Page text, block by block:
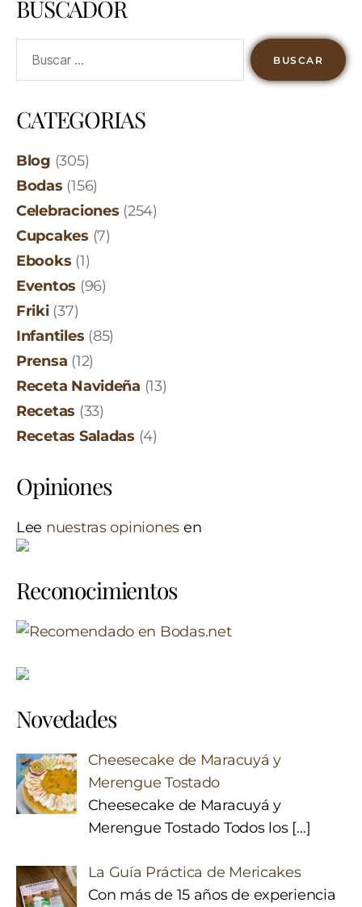
BUSCADOR
CATEGORIAS
Blog (305)
Bodas (156)
Celebraciones (254)
Cupcakes (7)
Ebooks (1)
Eventos (96)
Friki(37)
Infantiles (85)
Prensa (12)
Receta Navideña (13)
Recetas (33)
Recetas Saladas (4)
Opiniones
Lee nuestras opiniones en
Reconocimientos
Novedades
Cheesecake de Maracuyá y
Merengue Tostado
Cheesecake de Maracuyá y
Merengue Tostado Todos los […]
La Guía Práctica de Mericakes
Con más de 15 años de experiencia